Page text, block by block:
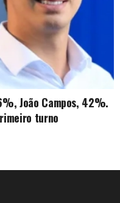
João Campos, 42%.
turno